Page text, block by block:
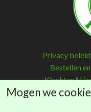
Privacy beleid
Bestellen
Klachten|
Mogen we